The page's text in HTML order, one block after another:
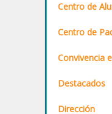
Centro de
Centro de
Convivencia
Destacados
Dirección